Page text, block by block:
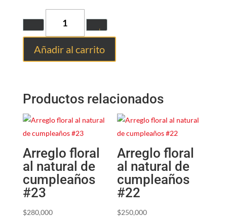
Añadir al carrito
Productos relacionados
Arreglo floral
al natural de
cumpleaños
#23
$280,000
Arreglo floral
al natural de
cumpleaños
#22
$250,000